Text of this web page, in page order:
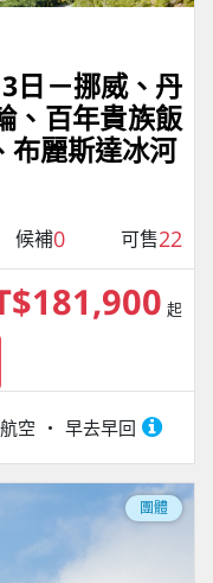
日－挪威、丹
、百年貴族飯
布麗斯達冰河
候補0 可售22
空 早去早回
起
團體